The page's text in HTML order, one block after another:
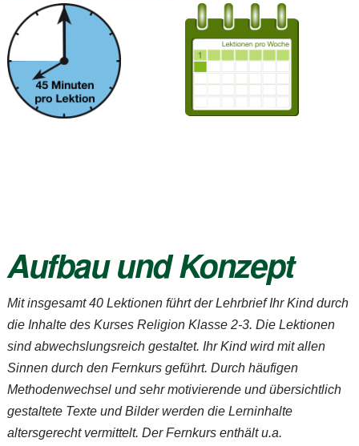
Aufbau und Konzept
Mit insgesamt 40 Lektionen führt der Lehrbrief Ihr Kind durch
die Inhalte des Kurses Religion Klasse 2-3. Die Lektionen
sind abwechslungsreich gestaltet. Ihr Kind wird mit allen
Sinnen durch den Fernkurs geführt. Durch häufigen
Methodenwechsel und sehr motivierende und übersichtlich
gestaltete Texte und Bilder werden die Lerninhalte
altersgerecht vermittelt. Der Fernkurs enthält u.a.